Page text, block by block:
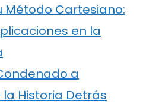
Método Cartesiano:
en la
a
Historia Detrás